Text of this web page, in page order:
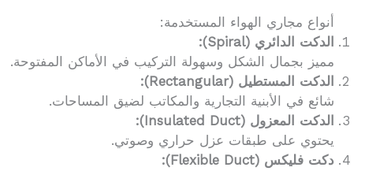
أنواع مجاري الهواء المستخدمة:
الدكت الدائري (Spiral):
مميز بجمال الشكل وسهولة التركيب في الأماكن المفتوحة.
الدكت المستطيل (Rectangular):
شائع في الأبنية التجارية والمكاتب لضيق المساحات.
الدكت المعزول (Insulated Duct):
يحتوي على طبقات عزل حراري وصوتي.
دكت فليكس (Flexible Duct):